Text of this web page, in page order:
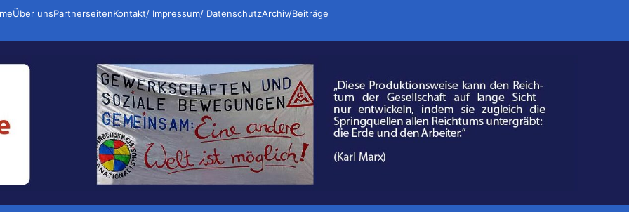
Über unsPartnerseitenKontakt/ Impressum/ DatenschutzArchiv/Beiträge